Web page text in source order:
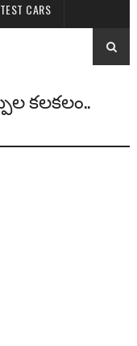
CARS
కలకలం..